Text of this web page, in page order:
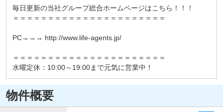
毎日更新の当社グループ総合ホームページはこちら！！！
＝＝＝＝＝＝＝＝＝＝＝＝＝＝＝＝＝＝＝＝＝＝
PC→→→ http://www.life-agents.jp/
＝＝＝＝＝＝＝＝＝＝＝＝＝＝＝＝＝＝＝＝＝＝
水曜定休：10:00～19:00まで元気に営業中！
物件概要